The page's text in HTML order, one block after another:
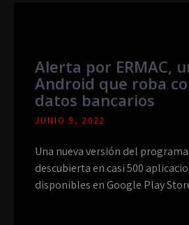
Alerta por ERMAC,
Android que roba
datos bancarios
JUNIO 9, 2022
Una nueva versión del
descubierta en casi 500
disponibles en Google Play